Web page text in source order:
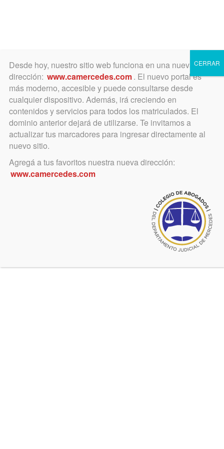
Toggle
navigation
Colegio Nacional
abril 7, 2016
Gala Lírica
Desde hoy, nuestro sitio web funciona en una nueva
dirección: www.camercedes.com. El nuevo portal es
más moderno, accesible y puede consultarse desde
cualquier dispositivo. Además, irá creciendo en
contenidos y servicios para todos los matriculados. El
dominio anterior dejará de utilizarse. Te invitamos a
actualizar tus marcadores para ingresar directamente al
nuevo sitio.
Agregá a tus favoritos nuestra nueva dirección:
www.camercedes.com
CERRAR